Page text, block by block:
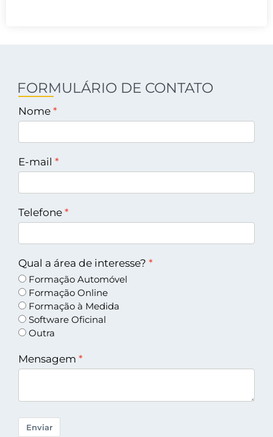
FORMULÁRIO DE CONTATO
Nome
E-mail
Telefone
Qual a área de interesse?
Formação Automóvel
Formação Online
Formação à Medida
Software Oficinal
Outra
Mensagem
Enviar